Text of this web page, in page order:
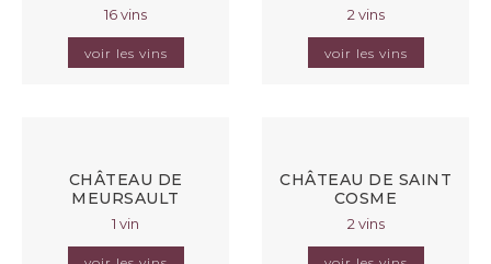
16 vins
voir les vins
2 vins
voir les vins
CHÂTEAU DE
MEURSAULT
1 vin
CHÂTEAU DE SAINT
COSME
2 vins